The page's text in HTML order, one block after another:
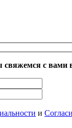
свяжемся с
и